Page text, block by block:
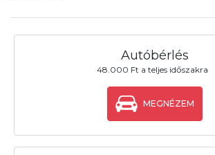
Autóbérlés
48.000 Ft a teljes időszakra
MEGNÉZEM